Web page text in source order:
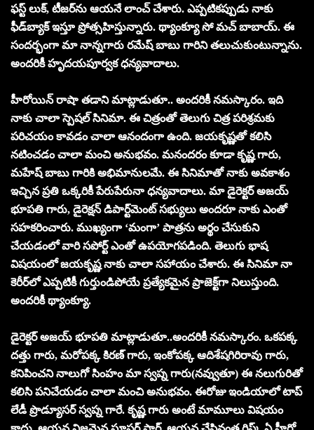
ఫస్ట్ లుక్, టీజర్‌ను ఆయనే లాంచ్ చేశారు. ఎప్పటికప్పుడు నాకు
ఫీడ్‌బ్యాక్ ఇస్తూ ప్రోత్సహిస్తున్నారు. థ్యాంక్యూ సో మచ్ బాబాయ్. ఈ
సందర్భంగా మా నాన్నగారు రమేష్ బాబు గారిని తలుచుకుంటున్నాను.
అందరికీ హృదయపూర్వక ధన్యవాదాలు.
హీరోయిన్ రాషా తడాని మాట్లాడుతూ.. అందరికీ నమస్కారం. ఇది
నాకు చాలా స్పెషల్ సినిమా. ఈ చిత్రంతో తెలుగు చిత్ర పరిశ్రమకు
పరిచయం కావడం చాలా ఆనందంగా ఉంది. జయకృష్ణతో కలిసి
నటించడం చాలా మంచి అనుభవం. మనందరం కూడా కృష్ణ గారు,
మహేష్ బాబు గారికి అభిమానులమే. ఈ సినిమాతో నాకు అవకాశం
ఇచ్చిన ప్రతి ఒక్కరికీ పేరుపేరునా ధన్యవాదాలు. మా డైరెక్టర్ అజయ్
భూపతి గారు, డైరెక్షన్ డిపార్ట్‌మెంట్ సభ్యులు అందరూ నాకు ఎంతో
సహకరించారు. ముఖ్యంగా ‘మంగా’ పాత్రను అర్థం చేసుకుని
చేయడంలో వారి సపోర్ట్ ఎంతో ఉపయోగపడింది. తెలుగు భాష
విషయంలో జయకృష్ణ నాకు చాలా సహాయం చేశారు. ఈ సినిమా నా
కెరీర్‌లో ఎప్పటికీ గుర్తుండిపోయే ప్రత్యేకమైన ప్రాజెక్ట్‌గా నిలుస్తుంది.
అందరికీ థ్యాంక్యూ.
డైరెక్టర్ అజయ్ భూపతి మాట్లాడుతూ..అందరికీ నమస్కారం. ఒకపక్క
దత్తు గారు, మరోపక్క కిరణ్ గారు, ఇంకోపక్క ఆదిశేషగిరిరావు గారు,
కనిపించని నాలుగో సింహం మా స్వప్న గారు(నవ్వుతూ) ఈ నలుగురితో
కలిసి పనిచేయడం చాలా మంచి అనుభవం. ఈరోజు ఇండియాలో టాప్
లేడీ ప్రొడ్యూసర్ స్వప్న గారే. కృష్ణ గారు అంటే మామూలు విషయం